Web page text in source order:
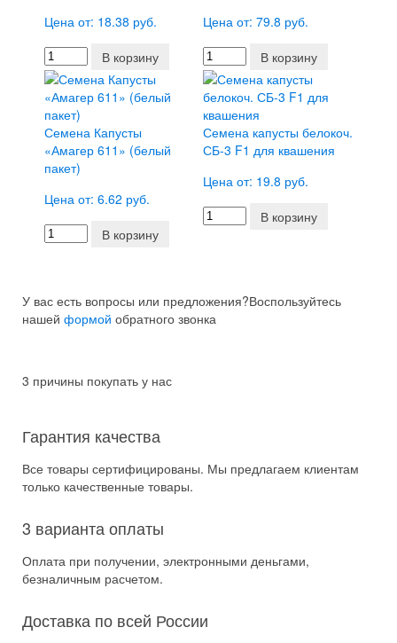
Цена от: 18.38 руб.
В корзину
Цена от: 79.8 руб.
В корзину
Семена Капусты
«Амагер 611» (белый
пакет)
Цена от: 6.62 руб.
В корзину
Семена капусты белокоч.
СБ-3 F1 для квашения
Цена от: 19.8 руб.
В корзину
У вас есть вопросы или предложения?Воспользуйтесь
нашей формой обратного звонка
3 причины покупать у нас
Гарантия качества
Все товары сертифицированы. Мы предлагаем клиентам
только качественные товары.
3 варианта оплаты
Оплата при получении, электронными деньгами,
безналичным расчетом.
Доставка по всей России